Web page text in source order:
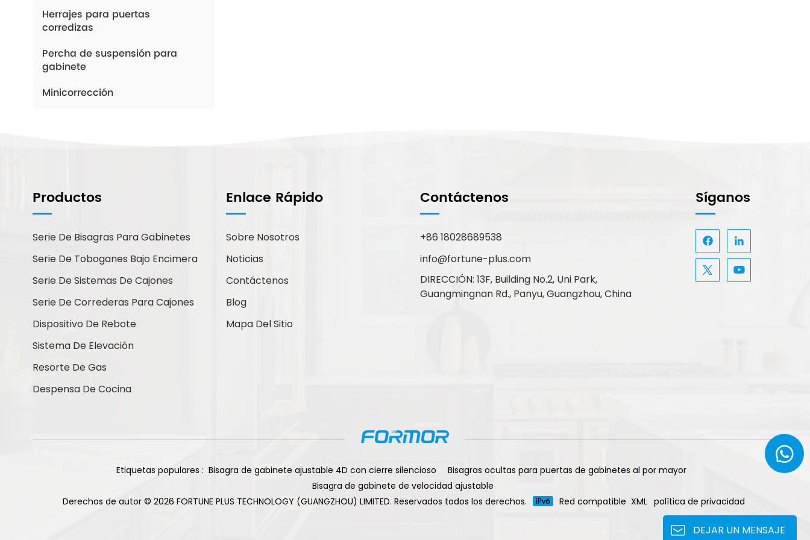
Herrajes para puertas
corredizas
Percha de suspensión para
gabinete
Minicorrección
Puede contactarnos de la forma
que le resulte más cómoda.
Estamos disponibles 24/7 por
correo electrónico o teléfono.
Contáctenos
Nuevos Productos
de cierre suave con
gabinete, 2 orificios,
Leer Más
Productos
Serie De Bisagras Para Gabinetes
Serie De Toboganes Bajo Encimera
Serie De Sistemas De Cajones
Serie De Correderas Para Cajones
Dispositivo De Rebote
Sistema De Elevación
Resorte De Gas
Despensa De Cocina
Enlace Rápido
Sobre Nosotros
Noticias
Contáctenos
Blog
Mapa Del Sitio
Contáctenos
+86 18028689538
info@fortune-plus.com
DIRECCIÓN: 13F, Building No.2, Uni Park,
Guangmingnan Rd., Panyu, Guangzhou, China
Síganos
Etiquetas populares : Bisagra de gabinete ajustable 4D con cierre silencioso
Bisagras ocultas para puertas de gabinetes al por mayor
Bisagra de gabinete de velocidad ajustable
Derechos de autor © 2026 FORTUNE PLUS TECHNOLOGY (GUANGZHOU) LIMITED. Reservados todos los derechos.
Red compatible XML política de privacidad
DEJAR UN MENSAJE